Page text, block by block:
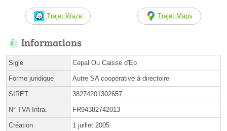
Trajet Waze Trajet Maps
Informations
Sigle Cepal Ou Caisse d'Ep
Forme juridique Autre SA coopérative à directoire
SIRET 38274201302657
N° TVA Intra. FR94382742013
Création 1 juillet 2005